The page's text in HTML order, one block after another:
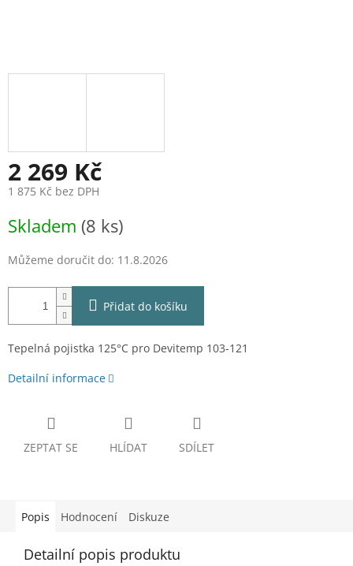
2 269 Kč
1 875 Kč bez DPH
cena:
Skladem (8 ks)
Můžeme doručit do: 11.8.2026
Přidat do košíku
Tepelná pojistka 125°C pro Devitemp 103-121
Detailní informace
ZEPTAT SE HLÍDAT SDÍLET
Popis Hodnocení Diskuze
Detailní popis produktu